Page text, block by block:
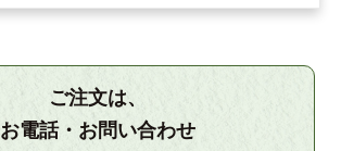
ご注文は、
お電話・お問い合わせ